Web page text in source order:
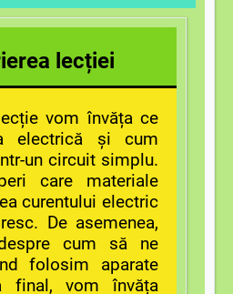
lecției
vom învăța ce
electrică și cum
un circuit simplu.
care materiale
curentului electric
De asemenea,
cum să ne
folosim aparate
final, vom învăța